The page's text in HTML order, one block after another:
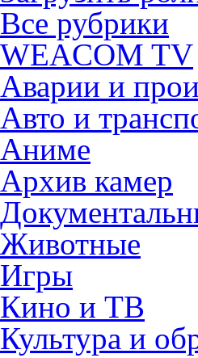
Все рубрики
WEACOM TV
Аварии и
Авто и
Аниме
Архив камер
Животные
Игры
Кино и ТВ
Культура и